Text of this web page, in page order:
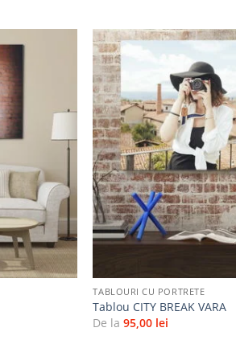
favorite
TABLOURI CU PORTRETE
Tablou CITY BREAK VARA
De la95,00 lei